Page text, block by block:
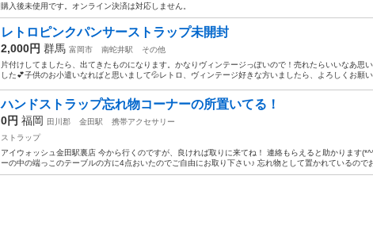
購入後未使用です。オンライン決済は対応しません。
レトロピンクパンサーストラップ未開封
2,000円 群馬 富岡市 南蛇井駅
その他
片付けしてましたら、出てきたものになります。かなりヴィンテージっぽいので！売れたらいいなあ思
した💕︎子供のお小遣いなればと思いまして💦レトロ、ヴィンテージ好きな方いましたら、よろしくお願い
ハンドストラップ忘れ物コーナーの所置いてる！
0円 福岡 田川郡 金田駅
携帯アクセサリー
ストラップ
アイウォッシュ金田駅裏店 今から行くのですが、良ければ取りに来てね！ 連絡もらえると助かります
ーの中の端っこのテーブルの方に4点おいたのでご自由にお取り下さい♪ 忘れ物として置かれているので